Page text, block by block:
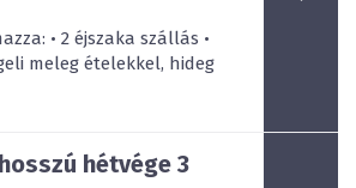
• 2 éjszaka szállás •
meleg ételekkel, hideg
hétvége 3